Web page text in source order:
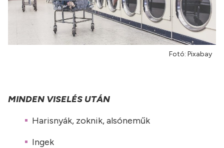
Fotó: Pixabay
MINDEN VISELÉS UTÁN
Harisnyák, zoknik, alsóneműk
Ingek